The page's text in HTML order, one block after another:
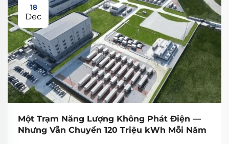
18
Dec
Một Trạm Năng Lượng Không Phát Điện —
Nhưng Vẫn Chuyển 120 Triệu kWh Mỗi Năm